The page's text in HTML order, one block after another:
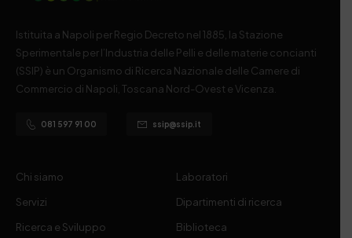
Istituita a Napoli per Regio Decreto nel 1885, la Stazione
Sperimentale per l’Industria delle Pelli e delle materie concianti
(SSIP) è un Organismo di Ricerca Nazionale delle Camere di
Commercio di Napoli, Toscana Nord-Ovest e Vicenza.
081 597 91 00 ssip@ssip.it
Chi siamo
Servizi
Ricerca e Sviluppo
Laboratori
Dipartimenti di ricerca
Biblioteca